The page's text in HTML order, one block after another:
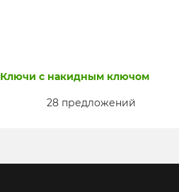
Ключи с накидным ключом
28 предложений